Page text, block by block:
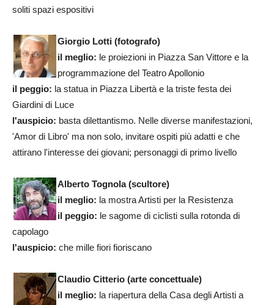
soliti spazi espositivi
Giorgio Lotti (fotografo)
il meglio: le proiezioni in Piazza San Vittore e la
programmazione del Teatro Apollonio
il peggio: la statua in Piazza Libertà e la triste festa dei
Giardini di Luce
l'auspicio: basta dilettantismo. Nelle diverse manifestazioni,
'Amor di Libro' ma non solo, invitare ospiti più adatti e che
attirano l'interesse dei giovani; personaggi di primo livello
Alberto Tognola (scultore)
il meglio: la mostra Artisti per la Resistenza
il peggio: le sagome di ciclisti sulla rotonda di
capolago
l'auspicio: che mille fiori fioriscano
Claudio Citterio (arte concettuale)
il meglio: la riapertura della Casa degli Artisti a